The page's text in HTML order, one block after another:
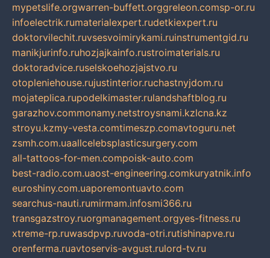
mypetslife.orgwarren-buffett.orggreleon.comsp-or.ru
infoelectrik.rumaterialexpert.rudetkiexpert.ru
doktorvilechit.ruvsesvoimirykami.ruinstrumentgid.ru
manikjurinfo.ruhozjajkainfo.rustroimaterials.ru
doktoradvice.ruselskoehozjajstvo.ru
otopleniehouse.rujustinterior.ruchastnyjdom.ru
mojateplica.rupodelkimaster.rulandshaftblog.ru
garazhov.commonamy.netstroysnami.kzlcna.kz
stroyu.kzmy-vesta.comtimeszp.comavtoguru.net
zsmh.com.uaallcelebsplasticsurgery.com
all-tattoos-for-men.compoisk-auto.com
best-radio.com.uaost-engineering.comkuryatnik.info
euroshiny.com.uaporemontuavto.com
searchus-nauti.rumirmam.infosmi366.ru
transgazstroy.ruorgmanagement.orgyes-fitness.ru
xtreme-rp.ruwasdpvp.ruvoda-otri.rutishinapve.ru
orenferma.ruavtoservis-avgust.rulord-tv.ru